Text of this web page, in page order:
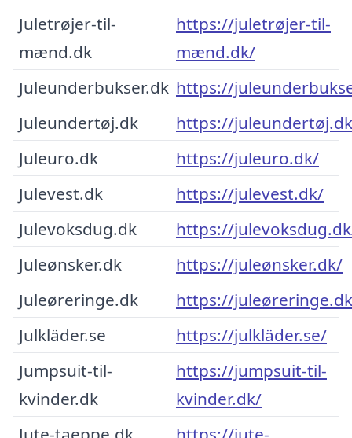
Juletrøjer-til-
mænd.dk
https://juletrøjer-til-
mænd.dk/
Juleunderbukser.dk https://
Juleundertøj.dk
https://
Juleuro.dk
https://juleuro.dk/
Julevest.dk
https://julevest.dk/
Julevoksdug.dk
https://
Juleønsker.dk
https://juleønsker.dk/
Juleøreringe.dk
https://
Julkläder.se
https://julkläder.se/
Jumpsuit-til-
kvinder.dk
https://jumpsuit-til-
kvinder.dk/